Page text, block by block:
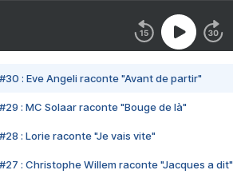
#30 : Eve Angeli raconte "Avant de partir"
#29 : MC Solaar raconte "Bouge de là"
#28 : Lorie raconte "Je vais vite"
#27 : Christophe Willem raconte "Jacques a dit"